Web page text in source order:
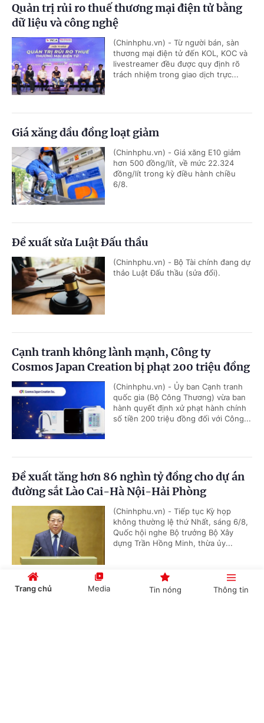
Quản trị rủi ro thuế thương mại điện tử bằng
dữ liệu và công nghệ
(Chinhphu.vn) - Từ người bán, sàn
thương mại điện tử đến KOL, KOC và
livestreamer đều được quy định rõ
trách nhiệm trong giao dịch trực...
Giá xăng dầu đồng loạt giảm
(Chinhphu.vn) - Giá xăng E10 giảm
hơn 500 đồng/lít, về mức 22.324
đồng/lít trong kỳ điều hành chiều
6/8.
Đề xuất sửa Luật Đấu thầu
(Chinhphu.vn) - Bộ Tài chính đang dự
thảo Luật Đấu thầu (sửa đổi).
Cạnh tranh không lành mạnh, Công ty
Cosmos Japan Creation bị phạt 200 triệu đồng
(Chinhphu.vn) - Ủy ban Cạnh tranh
quốc gia (Bộ Công Thương) vừa ban
hành quyết định xử phạt hành chính
số tiền 200 triệu đồng đối với Công...
Đề xuất tăng hơn 86 nghìn tỷ đồng cho dự án
đường sắt Lào Cai-Hà Nội-Hải Phòng
(Chinhphu.vn) - Tiếp tục Kỳ họp
không thường lệ thứ Nhất, sáng 6/8,
Quốc hội nghe Bộ trưởng Bộ Xây
dựng Trần Hồng Minh, thừa ủy...
Trang chủ Media Tin nóng Thông tin